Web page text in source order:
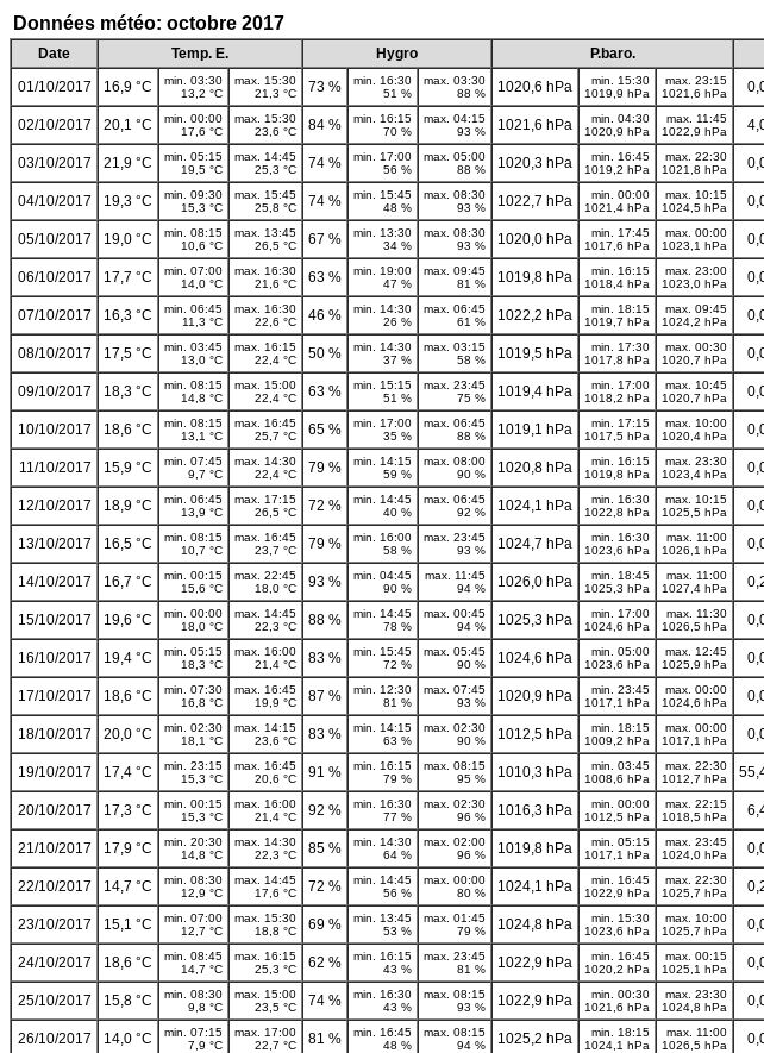
Données météo: octobre 2017
Date Temp. E. Hygro P.baro.
01/10/2017
16,9 °C
min. 03:30
13,2 °C
max. 15:30
21,3 °C
73 %
min. 16:30
51 %
max. 03:30
88 %
1020,6 hPa
min. 15:30
1019,9 hPa
max. 23:15
1021,6 hPa
02/10/2017 20,1 °C
min. 00:00
17,6 °C
max. 15:30
23,6 °C
84 %
min. 16:15
70 %
max. 04:15
93 %
1021,6 hPa
min. 04:30
1020,9 hPa
max. 11:45
1022,9 hPa
03/10/2017 21,9 °C
min. 05:15
19,5 °C
max. 14:45
25,3 °C
74 %
min. 17:00
56 %
max. 05:00
88 %
1020,3 hPa
min. 16:45
1019,2 hPa
max. 22:30
1021,8 hPa
04/10/2017 19,3 °C
min. 09:30
15,3 °C
max. 15:45
25,8 °C
74 %
min. 15:45
48 %
max. 08:30
93 %
1022,7 hPa
min. 00:00
1021,4 hPa
max. 10:15
1024,5 hPa
05/10/2017 19,0 °C
min. 08:15
10,6 °C
max. 13:45
26,5 °C
67 %
min. 13:30
34 %
max. 08:30
93 %
1020,0 hPa
min. 17:45
1017,6 hPa
max. 00:00
1023,1 hPa
06/10/2017 17,7 °C
min. 07:00
14,0 °C
max. 16:30
21,6 °C
63 %
min. 19:00
47 %
max. 09:45
81 %
1019,8 hPa
min. 16:15
1018,4 hPa
max. 23:00
1023,0 hPa
07/10/2017 16,3 °C
min. 06:45
11,3 °C
max. 16:30
22,6 °C
46 %
min. 14:30
26 %
max. 06:45
61 %
1022,2 hPa
min. 18:15
1019,7 hPa
max. 09:45
1024,2 hPa
08/10/2017 17,5 °C
min. 03:45
13,0 °C
max. 16:15
22,4 °C
50 %
min. 14:30
37 %
max. 03:15
58 %
1019,5 hPa
min. 17:30
1017,8 hPa
max. 00:30
1020,7 hPa
09/10/2017 18,3 °C
min. 08:15
14,8 °C
max. 15:00
22,4 °C
63 %
min. 15:15
51 %
max. 23:45
75 %
1019,4 hPa
min. 17:00
1018,2 hPa
max. 10:45
1020,7 hPa
10/10/2017 18,6 °C
min. 08:15
13,1 °C
max. 16:45
25,7 °C
65 %
min. 17:00
35 %
max. 06:45
88 %
1019,1 hPa
min. 17:15
1017,5 hPa
max. 10:00
1020,4 hPa
11/10/2017 15,9 °C
min. 07:45
9,7 °C
max. 14:30
22,4 °C
79 %
min. 14:15
59 %
max. 08:00
90 %
1020,8 hPa
min. 16:15
1019,8 hPa
max. 23:30
1023,4 hPa
12/10/2017 18,9 °C
min. 06:45
13,9 °C
max. 17:15
26,5 °C
72 %
min. 14:45
40 %
max. 06:45
92 %
1024,1 hPa
min. 16:30
1022,8 hPa
max. 10:15
1025,5 hPa
13/10/2017 16,5 °C
min. 08:15
10,7 °C
max. 16:45
23,7 °C
79 %
min. 16:00
58 %
max. 23:45
93 %
1024,7 hPa
min. 16:30
1023,6 hPa
max. 11:00
1026,1 hPa
14/10/2017 16,7 °C
min. 00:15
15,6 °C
max. 22:45
18,0 °C
93 %
min. 04:45
90 %
max. 11:45
94 %
1026,0 hPa
min. 18:45
1025,3 hPa
max. 11:00
1027,4 hPa
15/10/2017 19,6 °C
min. 00:00
18,0 °C
max. 14:45
22,3 °C
88 %
min. 14:45
78 %
max. 00:45
94 %
1025,3 hPa
min. 17:00
1024,6 hPa
max. 11:30
1026,5 hPa
16/10/2017 19,4 °C
min. 05:15
18,3 °C
max. 16:00
21,4 °C
83 %
min. 15:45
72 %
max. 05:45
90 %
1024,6 hPa
min. 05:00
1023,6 hPa
max. 12:45
1025,9 hPa
17/10/2017 18,6 °C
min. 07:30
16,8 °C
max. 16:45
19,9 °C
87 %
min. 12:30
81 %
max. 07:45
93 %
1020,9 hPa
min. 23:45
1017,1 hPa
max. 00:00
1024,6 hPa
18/10/2017 20,0 °C
min. 02:30
18,1 °C
max. 14:15
23,6 °C
83 %
min. 14:15
63 %
max. 02:30
90 %
1012,5 hPa
min. 18:15
1009,2 hPa
max. 00:00
1017,1 hPa
19/10/2017 17,4 °C
min. 23:15
15,3 °C
max. 16:45
20,6 °C
91 %
min. 16:15
79 %
max. 08:15
95 %
1010,3 hPa
min. 03:45
1008,6 hPa
max. 22:30
1012,7 hPa
20/10/2017 17,3 °C
min. 00:15
15,3 °C
max. 16:00
21,4 °C
92 %
min. 16:30
77 %
max. 02:30
96 %
1016,3 hPa
min. 00:00
1012,5 hPa
max. 22:15
1018,5 hPa
21/10/2017 17,9 °C
min. 20:30
14,8 °C
max. 14:30
22,3 °C
85 %
min. 14:30
64 %
max. 02:00
96 %
1019,8 hPa
min. 05:15
1017,1 hPa
max. 23:45
1024,0 hPa
22/10/2017 14,7 °C
min. 08:30
12,9 °C
max. 14:45
17,6 °C
72 %
min. 14:45
56 %
max. 00:00
80 %
1024,1 hPa
min. 16:45
1022,9 hPa
max. 22:30
1025,7 hPa
23/10/2017 15,1 °C
min. 07:00
12,7 °C
max. 15:30
18,8 °C
69 %
min. 13:45
53 %
max. 01:45
79 %
1024,8 hPa
min. 15:30
1023,6 hPa
max. 10:00
1025,7 hPa
24/10/2017 18,6 °C
min. 08:45
14,7 °C
max. 16:15
25,3 °C
62 %
min. 16:15
43 %
max. 23:45
81 %
1022,9 hPa
min. 16:45
1020,2 hPa
max. 00:15
1025,1 hPa
25/10/2017 15,8 °C
min. 08:30
9,8 °C
max. 15:00
23,5 °C
74 %
min. 16:30
43 %
max. 08:15
93 %
1022,9 hPa
min. 00:30
1021,6 hPa
max. 23:30
1024,8 hPa
26/10/2017 14,0 °C
min. 07:15
7,9 °C
max. 17:00
22,7 °C
81 %
min. 16:45
48 %
max. 08:15
94 %
1025,2 hPa
min. 18:15
1024,1 hPa
max. 11:00
1026,5 hPa